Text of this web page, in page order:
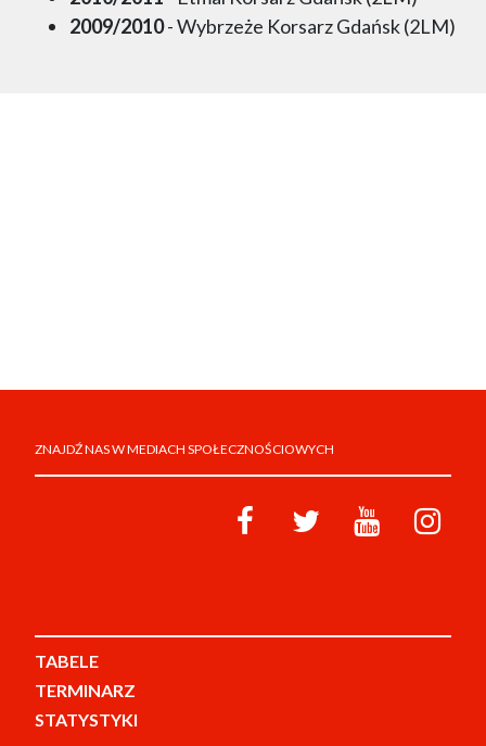
2009/2010- Wybrzeże Korsarz Gdańsk (2LM)
ZNAJDŹ NAS W MEDIACH SPOŁECZNOŚCIOWYCH
TABELE
TERMINARZ
STATYSTYKI